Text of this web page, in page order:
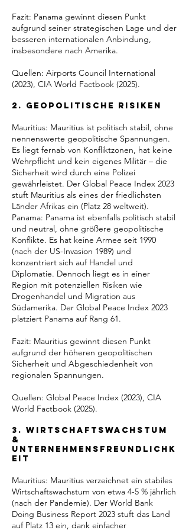
Fazit: Panama gewinnt diesen Punkt
aufgrund seiner strategischen Lage und der
besseren internationalen Anbindung,
insbesondere nach Amerika.
Quellen: Airports Council International
(2023), CIA World Factbook (2025).
2. Geopolitische Risiken
Mauritius: Mauritius ist politisch stabil, ohne
nennenswerte geopolitische Spannungen.
Es liegt fernab von Konfliktzonen, hat keine
Wehrpflicht und kein eigenes Militär – die
Sicherheit wird durch eine Polizei
gewährleistet. Der Global Peace Index 2023
stuft Mauritius als eines der friedlichsten
Länder Afrikas ein (Platz 28 weltweit).
Panama: Panama ist ebenfalls politisch stabil
und neutral, ohne größere geopolitische
Konflikte. Es hat keine Armee seit 1990
(nach der US-Invasion 1989) und
konzentriert sich auf Handel und
Diplomatie. Dennoch liegt es in einer
Region mit potenziellen Risiken wie
Drogenhandel und Migration aus
Südamerika. Der Global Peace Index 2023
platziert Panama auf Rang 61.
Fazit: Mauritius gewinnt diesen Punkt
aufgrund der höheren geopolitischen
Sicherheit und Abgeschiedenheit von
regionalen Spannungen.
Quellen: Global Peace Index (2023), CIA
World Factbook (2025).
3. Wirtschaftswachstum
&
Unternehmensfreundlichk
eit
Mauritius: Mauritius verzeichnet ein stabiles
Wirtschaftswachstum von etwa 4-5 % jährlich
(nach der Pandemie). Der World Bank
Doing Business Report 2023 stuft das Land
auf Platz 13 ein, dank einfacher